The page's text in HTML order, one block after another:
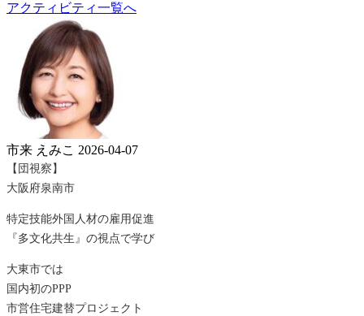
アクティビティ一覧へ
市来 えみこ 2026-04-07
【団視察】
大阪府泉南市
特定技能外国人材の雇用促進
『多文化共生』の視点で学び
大東市では
国内初のPPP
市営住宅建替プロジェクト